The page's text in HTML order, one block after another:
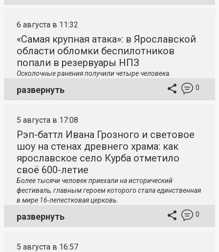
6 августа в 11:32
«Самая крупная атака»: в Ярославской
области обломки беспилотников
попали в резервуары НПЗ
Осколочные ранения получили четыре человека.
развернуть 0
5 августа в 17:08
Рэп-баттл Ивана Грозного и световое
шоу на стенах древнего храма: как
ярославское село Курба отметило
своё 600-летие
Более тысячи человек приехали на исторический
фестиваль, главным героем которого стала единственная
в мире 16-лепестковая церковь.
развернуть 0
5 августа в 16:57